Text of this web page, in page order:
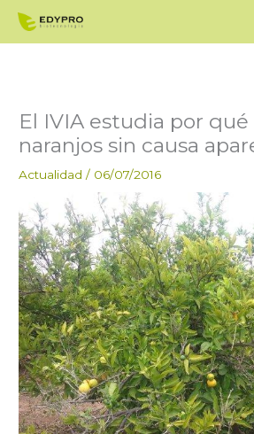
El IVIA estudia por
naranjos sin causa
Actualidad / 06/07/2016